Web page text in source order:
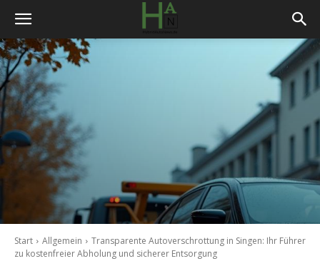
Start Allgemein
Transparente Autoverschrottung in Singen: Ihr Führer
zu kostenfreier Abholung und sicherer Entsorgung